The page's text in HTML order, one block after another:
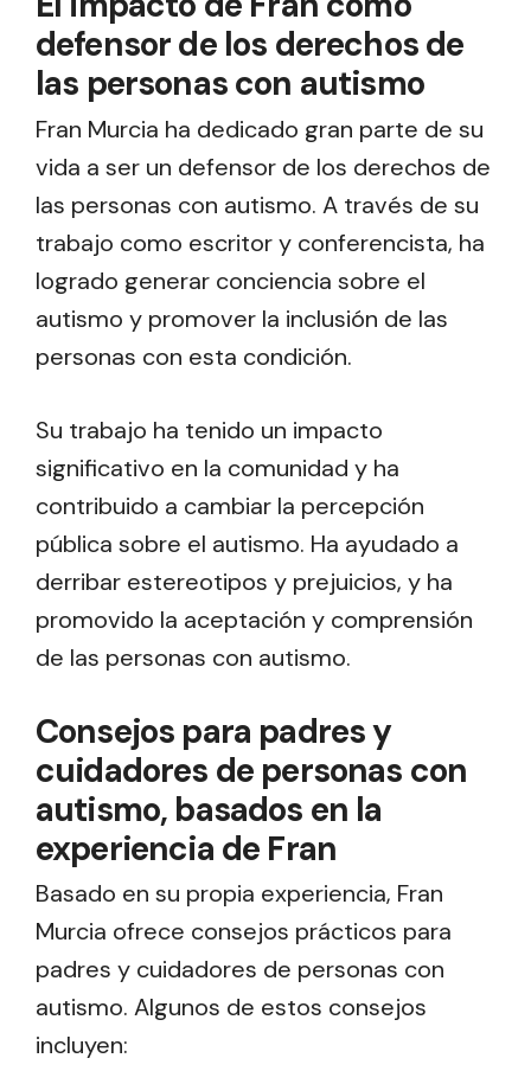
defensor de los derechos de
las personas con autismo
Fran Murcia ha dedicado gran parte de su
vida a ser un defensor de los derechos de
las personas con autismo. A través de su
trabajo como escritor y conferencista, ha
logrado generar conciencia sobre el
autismo y promover la inclusión de las
personas con esta condición.
Su trabajo ha tenido un impacto
significativo en la comunidad y ha
contribuido a cambiar la percepción
pública sobre el autismo. Ha ayudado a
derribar estereotipos y prejuicios, y ha
promovido la aceptación y comprensión
de las personas con autismo.
Consejos para padres y
cuidadores de personas con
autismo, basados en la
experiencia de Fran
Basado en su propia experiencia, Fran
Murcia ofrece consejos prácticos para
padres y cuidadores de personas con
autismo. Algunos de estos consejos
incluyen: